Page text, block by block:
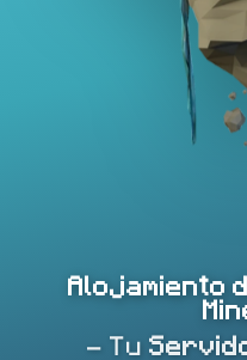
Alojamiento
- Tu